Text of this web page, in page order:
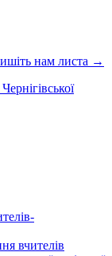
нам листа →
вчителів